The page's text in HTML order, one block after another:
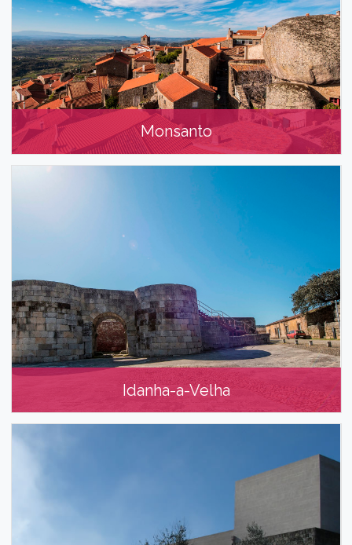
Monsanto
Monsanto
Idanha-a-Velha